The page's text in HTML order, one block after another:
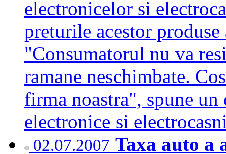
electronicelor si
preturile acestor produse
"Consumatorul nu va
ramane neschimbate.
firma noastra", spune
electronice si
02.07.2007 Taxa auto a